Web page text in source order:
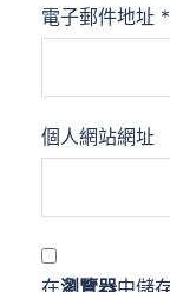
電子郵件地址 *
個人網站網址
在瀏覽器中儲